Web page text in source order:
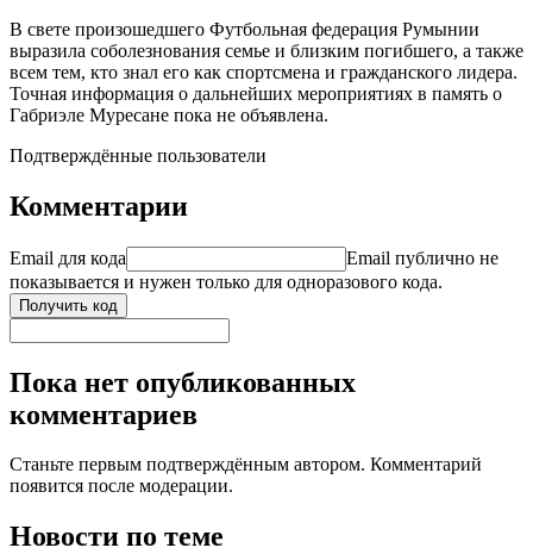
В свете произошедшего Футбольная федерация Румынии
выразила соболезнования семье и близким погибшего, а также
всем тем, кто знал его как спортсмена и гражданского лидера.
Точная информация о дальнейших мероприятиях в память о
Габриэле Муресане пока не объявлена.
Подтверждённые пользователи
Комментарии
Email для кода
Email публично не
показывается и нужен только для одноразового кода.
Получить код
Пока нет опубликованных
комментариев
Станьте первым подтверждённым автором. Комментарий
появится после модерации.
Новости по теме